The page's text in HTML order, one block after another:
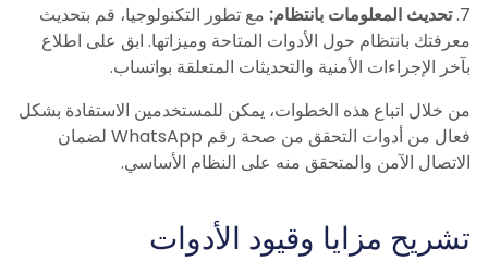
7. تحديث المعلومات بانتظام: مع تطور التكنولوجيا، قم بتحديث
معرفتك بانتظام حول الأدوات المتاحة وميزاتها. ابق على اطلاع
بآخر الإجراءات الأمنية والتحديثات المتعلقة بواتساب.
من خلال اتباع هذه الخطوات، يمكن للمستخدمين الاستفادة بشكل
فعال من أدوات التحقق من صحة رقم WhatsApp لضمان
الاتصال الآمن والمتحقق منه على النظام الأساسي.
تشريح مزايا وقيود الأدوات